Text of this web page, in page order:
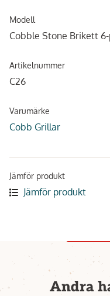
Modell
Cobble Stone Brikett
Artikelnummer
C26
Varumärke
Cobb Grillar
Jämför produkt
Jämför produkt
Andra